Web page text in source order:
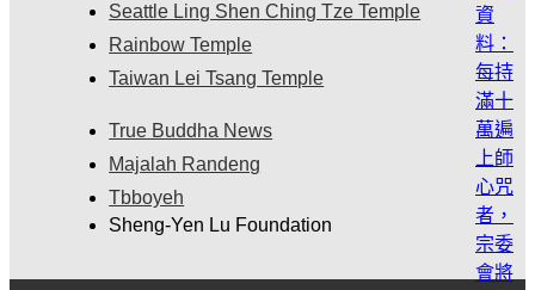
Seattle Ling Shen Ching Tze Temple
Rainbow Temple
Taiwan Lei Tsang Temple
True Buddha News
Majalah Randeng
Tbboyeh
Sheng-Yen Lu Foundation